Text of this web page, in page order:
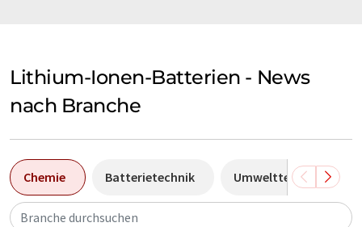
Lithium-Ionen-Batterien - News
nach Branche
Chemie Batterietechnik Umwelttechnik
Branche durchsuchen